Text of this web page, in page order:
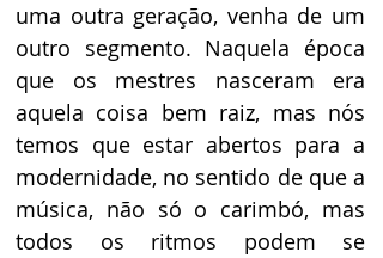
uma outra geração, venha de um
outro segmento. Naquela época
que os mestres nasceram era
aquela coisa bem raiz, mas nós
temos que estar abertos para a
modernidade, no sentido de que a
música, não só o carimbó, mas
todos os ritmos podem se